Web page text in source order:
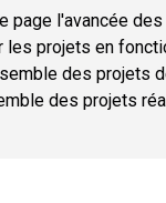
page l'avancée
projets en
des projets
des projets